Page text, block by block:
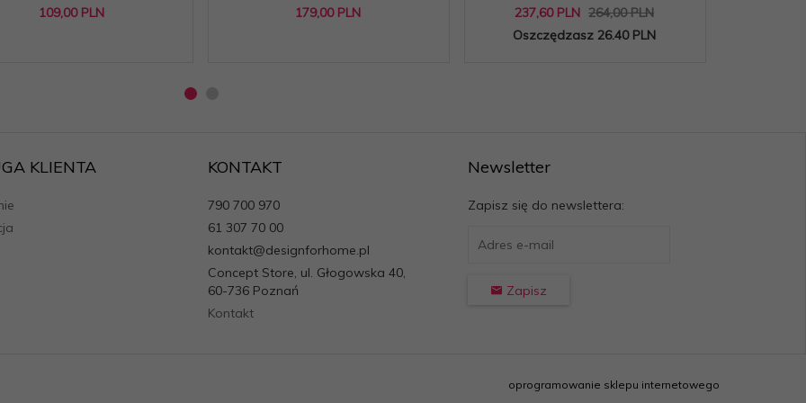
109,00 PLN 179,00 PLN 237,60 PLN 264,00 PLN
Oszczędzasz 26.40 PLN
KLIENTA KONTAKT
790 700 970
61 307 70 00
kontakt@designforhome.pl
Concept Store, ul. Głogowska 40,
60-736 Poznań
Kontakt
Newsletter
Zapisz się do newslettera:
Zapisz
oprogramowanie sklepu internetowego